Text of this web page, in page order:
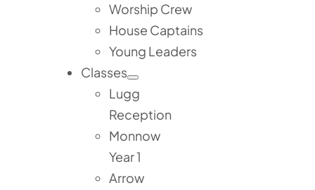
Worship Crew
House Captains
Young Leaders
Classes
Lugg
Reception
Monnow
Year 1
Arrow